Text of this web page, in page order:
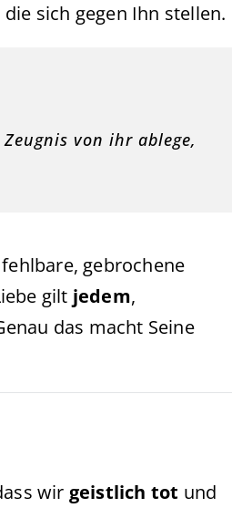
sich gegen Ihn stellen.
von ihr ablege,
gebrochene
gilt jedem,
das macht Seine
wir geistlich tot und